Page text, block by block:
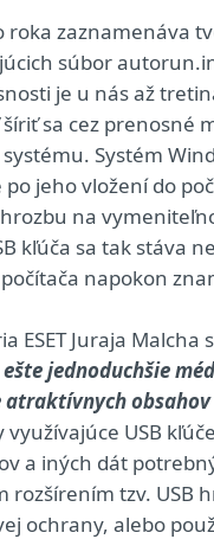
zaznamenáva
súbor
je u nás až
sa cez prenosné
Systém
jeho vložení do
na
kľúča sa tak stáva
napokon
Juraja
ešte jednoduchšie
USB
a iných dát
tzv. USB
ochrany, alebo